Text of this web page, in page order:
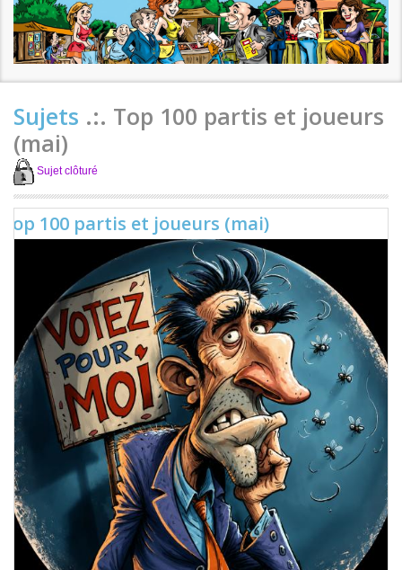
Sujets .:. Top 100 partis et joueurs
(mai)
Sujet clôturé
Top 100 partis et joueurs (mai)